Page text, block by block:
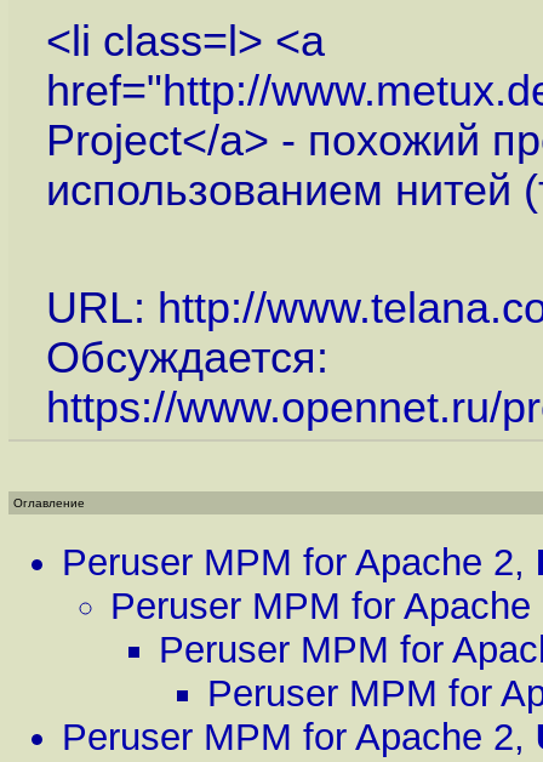
<li class=l> <a
href="http://
Project</a> - похожий
использованием нитей
URL: http://
Обсуждается:
https://www.opennet.ru/
Оглавление
Peruser MPM for Apache 2,
Peruser MPM for Apache
Peruser MPM for
Peruser MPM for
Peruser MPM for Apache 2,